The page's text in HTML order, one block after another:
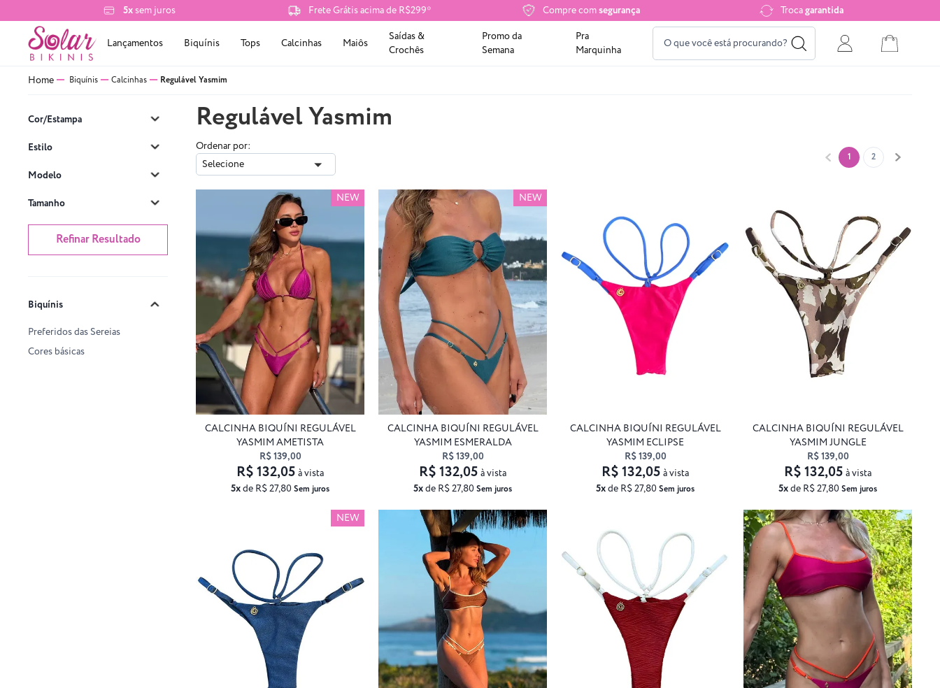
5xsem juros Frete Grátis acima de R$299* Compre comsegurança Trocagarantida
Lançamentos Biquínis Tops Calcinhas Maiôs
Saídas &
Crochês
Promo da
Semana
Pra
Marquinha
Biquínis Calcinhas Regulável Yasmim
Refinar Resultado
Cor/Estampa
Estilo
Modelo
Tamanho
Biquínis
Preferidos das Sereias
Cores básicas
Regulável Yasmim
Ordenar por:
Selecione
1 2
NEW
CALCINHA BIQUÍNI REGULÁVEL
YASMIM AMETISTA
R$ 139,00
5xde R$ 27,80 Sem juros
R$ 132,05 à vista
NEW
CALCINHA BIQUÍNI REGULÁVEL
YASMIM ESMERALDA
R$ 139,00
5xde R$ 27,80 Sem juros
R$ 132,05 à vista
CALCINHA BIQUÍNI REGULÁVEL
YASMIM ECLIPSE
R$ 139,00
5xde R$ 27,80 Sem juros
R$ 132,05 à vista
CALCINHA BIQUÍNI REGULÁVEL
YASMIM JUNGLE
R$ 139,00
5xde R$ 27,80 Sem juros
R$ 132,05 à vista
NEW